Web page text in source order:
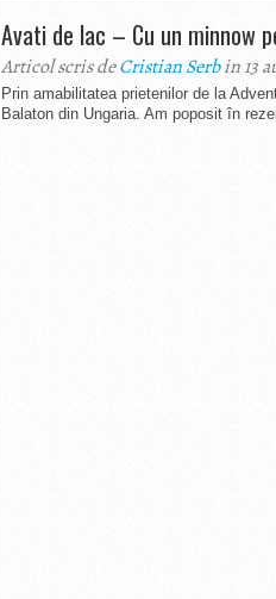
Avati de lac – Cu un minnow
Articol scris deCristian Serbin 13
Prin amabilitatea prietenilor de la
Balaton din Ungaria. Am poposit în